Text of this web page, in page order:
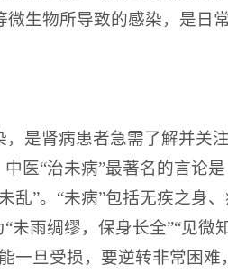
生物所导致的感染，是日
是肾病患者急需了解并关
医“治未病”最著名的言论
乱”。“未病”包括无疾之身
雨绸缪，保身长全”“见微
一旦受损，要逆转非常困难